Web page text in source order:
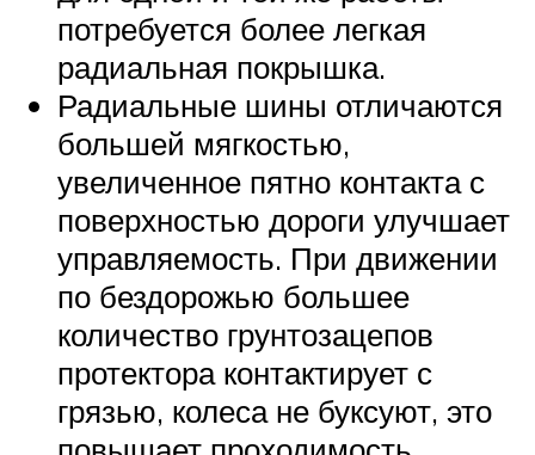
потребуется более легкая
радиальная покрышка.
Радиальные шины отличаются
большей мягкостью,
увеличенное пятно контакта с
поверхностью дороги улучшает
управляемость. При движении
по бездорожью большее
количество грунтозацепов
протектора контактирует с
грязью, колеса не буксуют, это